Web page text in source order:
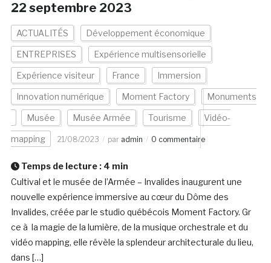
22 septembre 2023
ACTUALITÉS Développement économique
ENTREPRISES Expérience multisensorielle
Expérience visiteur France Immersion
Innovation numérique Moment Factory Monuments
Musée Musée Armée Tourisme Vidéo-
mapping 21/08/2023 par admin 0 commentaire
Temps de lecture : 4 min
Cultival et le musée de l’Armée – Invalides inaugurent une
nouvelle expérience immersive au cœur du Dôme des
Invalides, créée par le studio québécois Moment Factory. Gr
ce à la magie de la lumière, de la musique orchestrale et du
vidéo mapping, elle révèle la splendeur architecturale du lieu,
dans […]